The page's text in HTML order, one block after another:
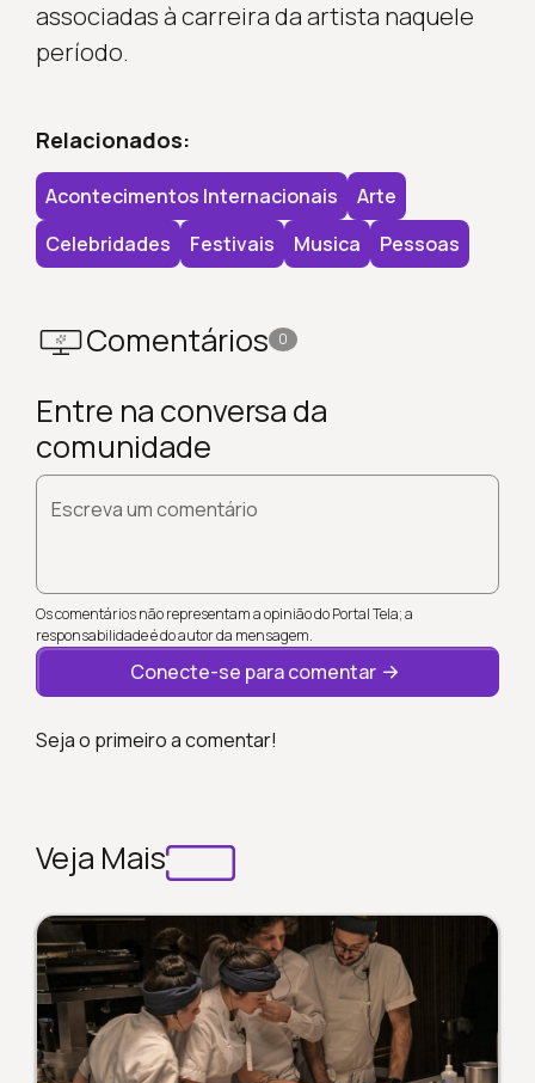
associadas à carreira da artista naquele
período.
Relacionados:
Acontecimentos Internacionais
Arte
Celebridades
Festivais Musica Pessoas
Comentários 0
Entre na conversa da
comunidade
Escreva um comentário
Os comentários não representam a opinião do Portal Tela; a
responsabilidade é do autor da mensagem.
Conecte-se para comentar
Seja o primeiro a comentar!
Veja Mais